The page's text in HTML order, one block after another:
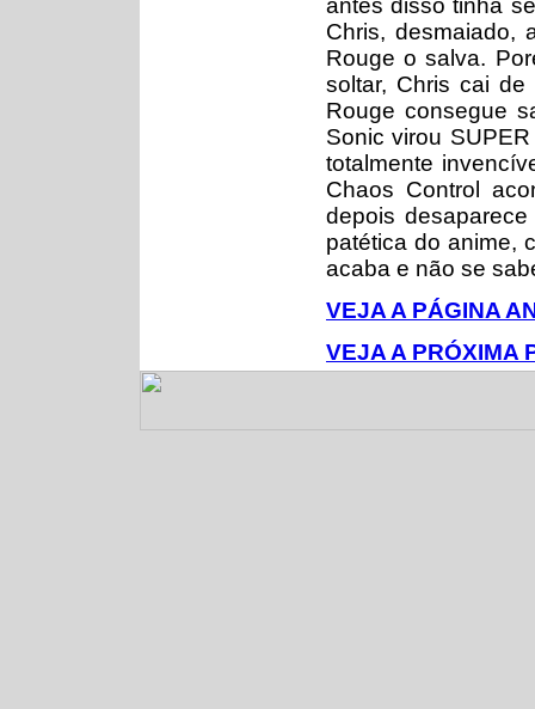
antes disso tinha
Chris, desmaiado,
Rouge o salva.
soltar, Chris cai
Rouge consegue
Sonic virou
totalmente
Chaos Control
depois
patética do anime,
acaba e não se
VEJA A PÁGINA
VEJA A PRÓXIMA